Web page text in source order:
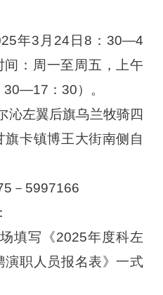
年3月24日8：30—4
：周一至周五，上午
：30）。
沁左翼后旗乌兰牧骑四
卡镇博王大街南侧自
－5997166
填写《2025年度科左
演职人员报名表》一式